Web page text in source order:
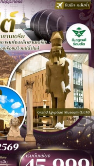
อลิเดย์